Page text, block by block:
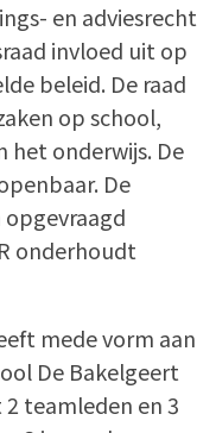
en adviesrecht
invloed uit op
beleid. De raad
op school,
het onderwijs. De
De
onderhoudt
mede vorm aan
De Bakelgeert
teamleden en 3